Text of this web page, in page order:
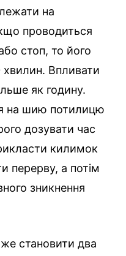
на
проводиться
стоп, то його
хвилин. Впливати
як годину.
на шию потилицю
дозувати час
килимок
перерву, а потім
зникнення
становити два